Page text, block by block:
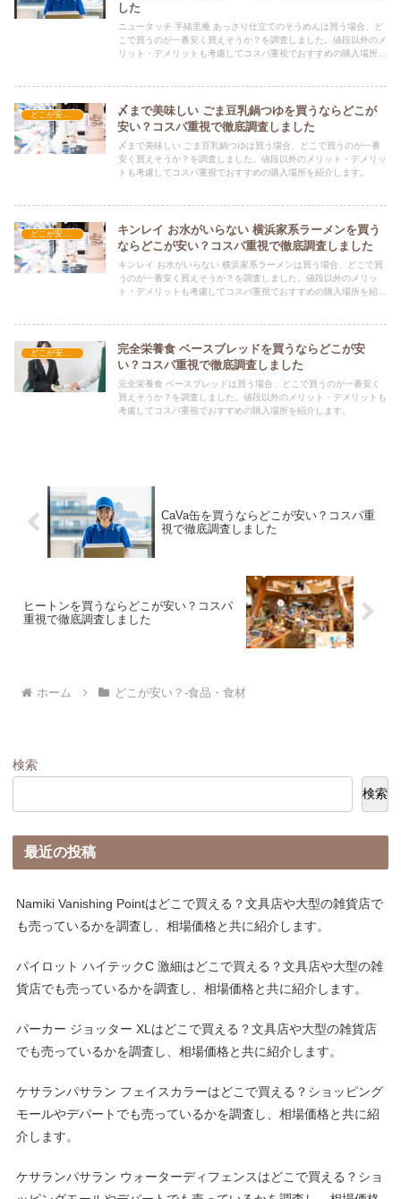
した
ニュータッチ 手緒里庵 あっさり仕立てのそうめんは買う場合、ど
こで買うのが一番安く買えそうか？を調査しました。値段以外のメ
リット・デメリットも考慮してコスパ重視でおすすめの購入場所を
どこが安い？-食品・食材
〆まで美味しい ごま豆乳鍋つゆを買うならどこが
安い？コスパ重視で徹底調査しました
〆まで美味しい ごま豆乳鍋つゆは買う場合、どこで買うのが一番
安く買えそうか？を調査しました。値段以外のメリット・デメリッ
トも考慮してコスパ重視でおすすめの購入場所を紹介します。
どこが安い？-食品・食材
キンレイ お水がいらない 横浜家系ラーメンを買う
ならどこが安い？コスパ重視で徹底調査しました
キンレイ お水がいらない 横浜家系ラーメンは買う場合、どこで買
うのが一番安く買えそうか？を調査しました。値段以外のメリッ
ト・デメリットも考慮してコスパ重視でおすすめの購入場所を紹介
どこが安い？-食品・食材
完全栄養食 ベースブレッドを買うならどこが安
い？コスパ重視で徹底調査しました
完全栄養食 ベースブレッドは買う場合、どこで買うのが一番安く
買えそうか？を調査しました。値段以外のメリット・デメリットも
考慮してコスパ重視でおすすめの購入場所を紹介します。
CaVa缶を買うならどこが安い？コスパ重
視で徹底調査しました
ヒートンを買うならどこが安い？コスパ
重視で徹底調査しました
ホーム どこが安い？-食品・食材
検索
検索
最近の投稿
Namiki Vanishing Pointはどこで買える？文具店や大型の雑貨店で
も売っているかを調査し、相場価格と共に紹介します。
パイロット ハイテックC 激細はどこで買える？文具店や大型の雑
貨店でも売っているかを調査し、相場価格と共に紹介します。
パーカー ジョッター XLはどこで買える？文具店や大型の雑貨店
でも売っているかを調査し、相場価格と共に紹介します。
ケサランパサラン フェイスカラーはどこで買える？ショッピング
モールやデパートでも売っているかを調査し、相場価格と共に紹
介します。
ケサランパサラン ウォーターディフェンスはどこで買える？ショ